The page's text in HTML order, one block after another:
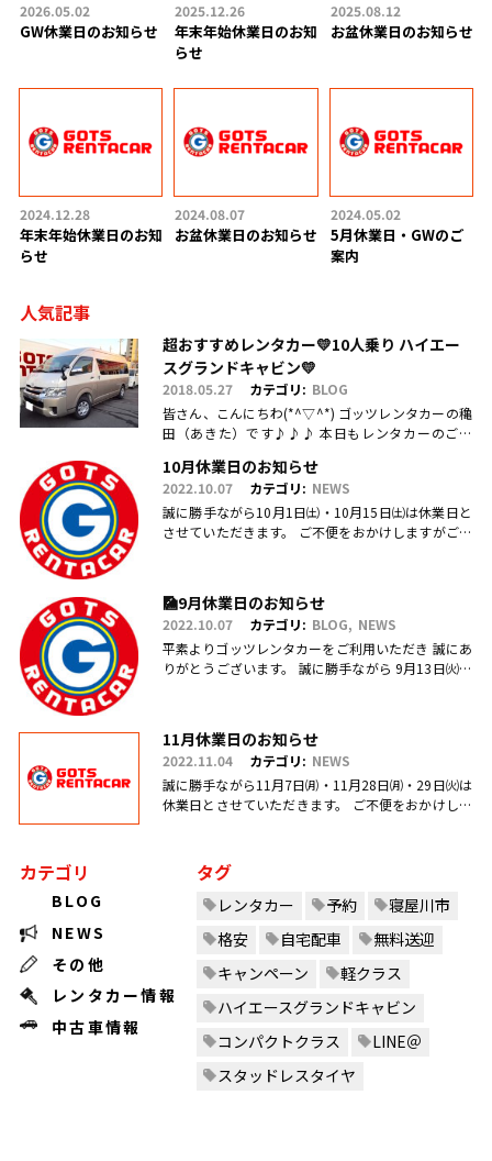
2026.05.02
GW休業日のお知らせ
2025.12.26
年末年始休業日のお知
らせ
2025.08.12
お盆休業日のお知らせ
2024.12.28
年末年始休業日のお知
らせ
2024.08.07
お盆休業日のお知らせ
2024.05.02
5月休業日・GWのご
案内
人気記事
超おすすめレンタカー💛10人乗り ハイエー
スグランドキャビン💛
2018.05.27 カテゴリ: BLOG
皆さん、こんにちわ(*^▽^*) ゴッツレンタカーの穐
田（あきた）です♪♪♪ 本日もレンタカーのご利
りがとうございます(.....
10月休業日のお知らせ
2022.10.07 カテゴリ: NEWS
誠に勝手ながら10月1日㈯・10月15日㈯は休業日と
させていただきます。 ご不便をおかけしますがご理
🎑9月休業日のお知らせ
2022.10.07 カテゴリ: BLOG
NEWS
平素よりゴッツレンタカーをご利用いただき 誠にあ
りがとうございます。 誠に勝手ながら 9月13日㈫・
11月休業日のお知らせ
2022.11.04 カテゴリ: NEWS
誠に勝手ながら11月7日㈪・11月28日㈪・29日㈫は
休業日とさせていただきます。 ご不便をおかけしま
カテゴリ
BLOG
NEWS
その他
レンタカー情報
中古車情報
タグ
レンタカー 予約
寝屋川市
格安
自宅配車
無料送迎
キャンペーン
軽クラス
ハイエースグランドキャビン
コンパクトクラス
LINE＠
スタッドレスタイヤ